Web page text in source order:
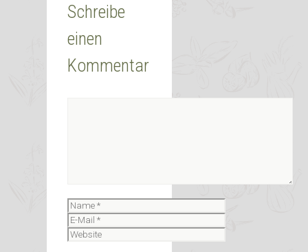
Schreibe
einen
Kommentar
Name
E-
Mail
Website